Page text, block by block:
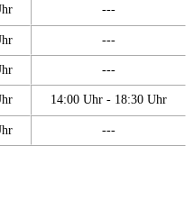
---
---
---
14:00 Uhr - 18:30 Uhr
---